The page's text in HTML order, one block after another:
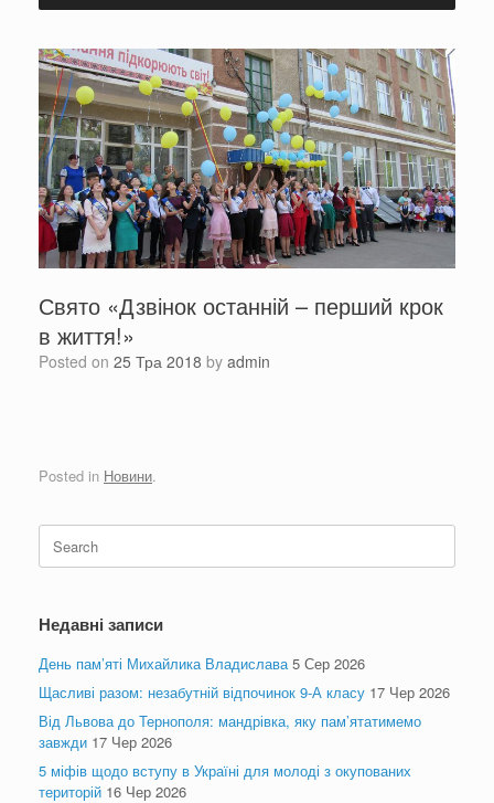
Свято «Дзвінок останній – перший крок
в життя!»
Posted on 25 Тра 2018 by admin
Posted in Новини.
Search
for:
Недавні записи
День пам’яті Михайлика Владислава 5 Сер 2026
Щасливі разом: незабутній відпочинок 9-А класу 17 Чер 2026
Від Львова до Тернополя: мандрівка, яку пам’ятатимемо
завжди 17 Чер 2026
5 міфів щодо вступу в Україні для молоді з окупованих
територій 16 Чер 2026